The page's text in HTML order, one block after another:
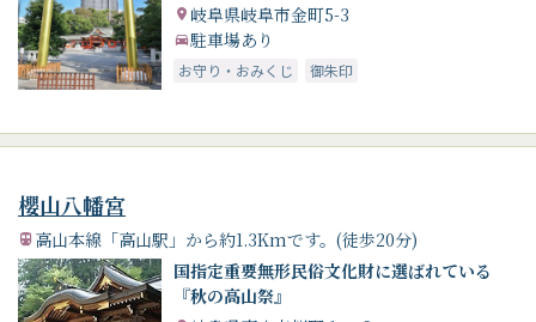
岐阜県岐阜市金町5-3
駐車場あり
お守り・おみくじ 御朱印
櫻山八幡宮
高山本線「高山駅」から約1.3Kmです。(徒歩20分)
国指定重要無形民俗文化財に選ばれている
『秋の高山祭』